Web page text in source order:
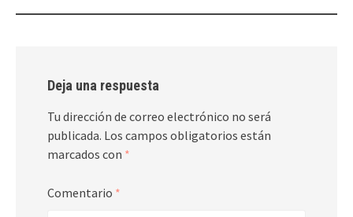
Deja una respuesta
Tu dirección de correo electrónico no será
publicada. Los campos obligatorios están
marcados con *
Comentario *